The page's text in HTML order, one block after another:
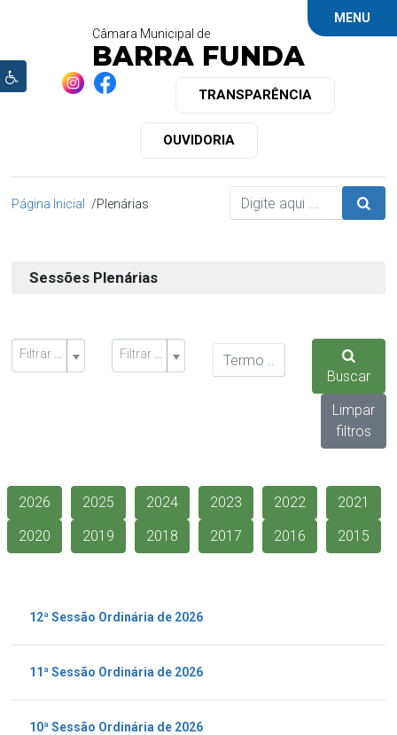
MENU
Câmara Municipal de
BARRA FUNDA
TRANSPARÊNCIA
OUVIDORIA
Página Inicial Plenárias
Sessões Plenárias
Buscar
Limpar
filtros
2026 2025 2024 2023 2022
2021
2020
2019 2018 2017 2016 2015
12ª Sessão Ordinária de 2026
11ª Sessão Ordinária de 2026
10ª Sessão Ordinária de 2026